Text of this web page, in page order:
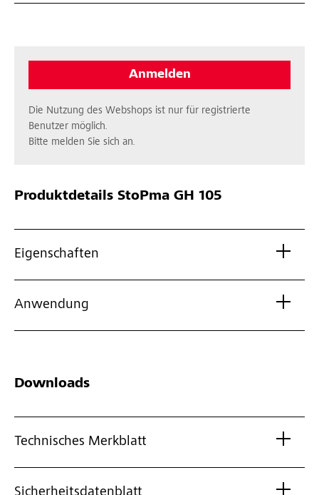
Anmelden
Die Nutzung des Webshops ist nur für registrierte
Benutzer möglich.
Bitte melden Sie sich an.
Produktdetails StoPma GH 105
Eigenschaften
Anwendung
Downloads
Technisches Merkblatt